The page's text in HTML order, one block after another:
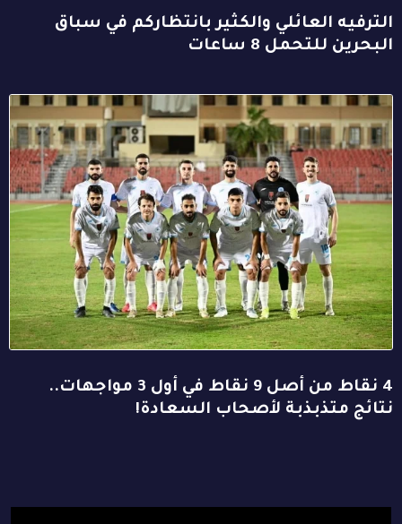
الترفيه العائلي والكثير بانتظاركم في سباق
البحرين للتحمل 8 ساعات
4 نقاط من أصل 9 نقاط في أول 3 مواجهات..
نتائج متذبذبة لأصحاب السعادة!